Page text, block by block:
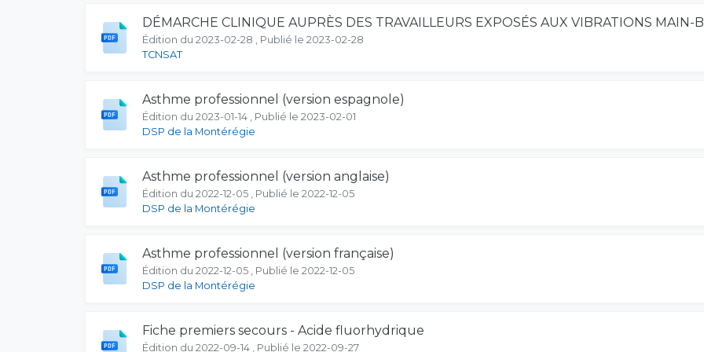
DÉMARCHE CLINIQUE AUPRÈS DES TRAVAILLEURS EXPOSÉS AUX VIBRATIONS MAIN-
Édition du 2023-02-28 , Publié le 2023-02-28
TCNSAT
Asthme professionnel (version espagnole)
Édition du 2023-01-14 , Publié le 2023-02-01
DSP de la Montérégie
Asthme professionnel (version anglaise)
Édition du 2022-12-05 , Publié le 2022-12-05
DSP de la Montérégie
Asthme professionnel (version française)
Édition du 2022-12-05 , Publié le 2022-12-05
DSP de la Montérégie
Fiche premiers secours - Acide fluorhydrique
Édition du 2022-09-14 , Publié le 2022-09-27